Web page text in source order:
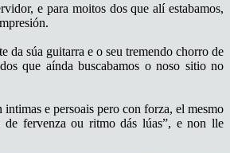
e para moitos dos que alí estabamos,
da súa guitarra e o seu tremendo chorro de
que aínda buscabamos o noso sitio no
intimas e persoais pero con forza, el mesmo
de fervenza ou ritmo dás lúas”, e non lle